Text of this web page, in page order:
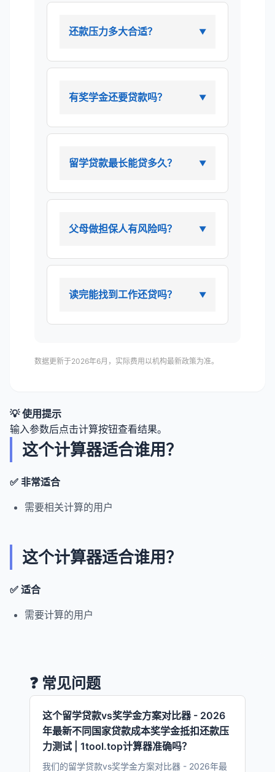
还款压力多大合适？
有奖学金还要贷款吗？
留学贷款最长能贷多久？
父母做担保人有风险吗？
读完能找到工作还贷吗？
数据更新于2026年6月，实际费用以机构最新政策为准。
💡 使用提示
输入参数后点击计算按钮查看结果。
这个计算器适合谁用？
✅ 非常适合
需要相关计算的用户
这个计算器适合谁用？
✅ 适合
需要计算的用户
❓ 常见问题
这个留学贷款vs奖学金方案对比器 - 2026
年最新不同国家贷款成本奖学金抵扣还款压
力测试 | 1tool.top计算器准确吗？
我们的留学贷款vs奖学金方案对比器 - 2026年最